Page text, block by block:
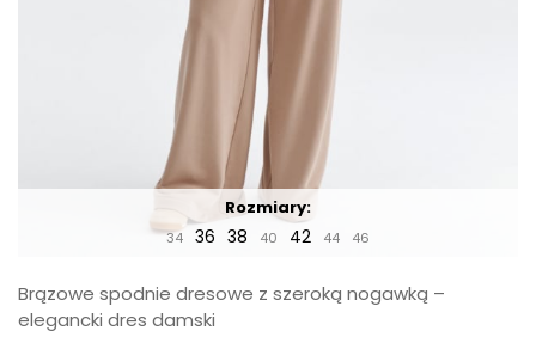
Rozmiary:
34 36 38 40 42 44 46
Brązowe spodnie dresowe z szeroką nogawką –
elegancki dres damski